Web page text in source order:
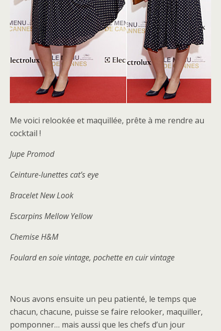
Me voici relookée et maquillée, prête à me rendre au
cocktail !
Jupe Promod
Ceinture-lunettes cat’s eye
Bracelet New Look
Escarpins Mellow Yellow
Chemise H&M
Foulard en soie vintage, pochette en cuir vintage
Nous avons ensuite un peu patienté, le temps que
chacun, chacune, puisse se faire relooker, maquiller,
pomponner… mais aussi que les chefs d’un jour